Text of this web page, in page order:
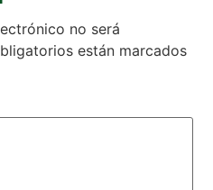
no será
están marcados